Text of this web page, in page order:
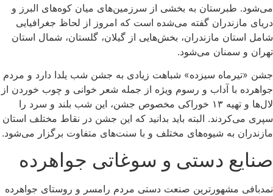
می‌شود. طبرستان به بخشی از سرزمین‌های میان کوه‌های البرز و
دریای مازندران گفته می‌شده است که امروز از لحاظ جغرافیایی
شامل استان مازندران، بخش‌هایی از گیلان، گلستان، شمال استان
تهران و سمنان می‌شود.
جشن «تیرماه سیزده» شباهت زیادی به جشن شب یلدا دارد و مردم
جواهرده با آداب و رسوم ویژه از جمله شعر خوانی و چوب خوردن از
لال‌ها و تهیه ۱۳ خوراکی مخصوص جشن، این شب بلند و سرد را
سپری می‌کردند. البته باید بدانید که این جشن در نقاط مختلف استان
مازندران به شیوه‌های مختلف و با سنت‌های متفاوت برگزار می‌شود.
صنایع دستی و سوغاتی جواهرده
نمدبافی مشهورترین صنعت دستی مردم رامسر و روستای جواهرده